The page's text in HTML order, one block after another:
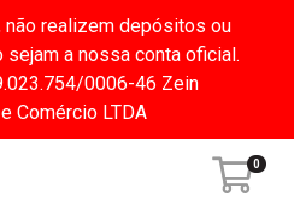
não realizem depósitos ou
sejam a nossa conta oficial.
0006-46 Zein
Comércio LTDA
0